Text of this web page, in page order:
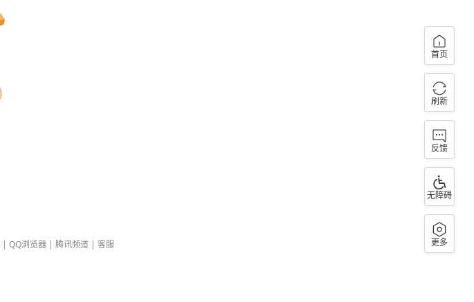
| QQ浏览器 | 腾讯频道 | 客服
首页
刷新
反馈
无障碍
更多